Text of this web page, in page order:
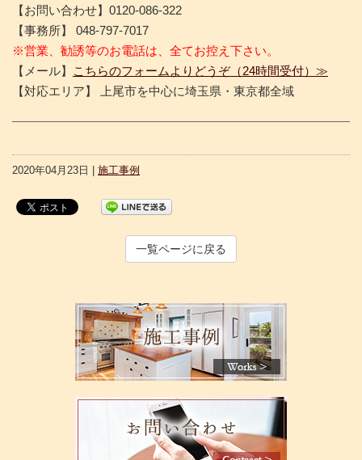
【お問い合わせ】0120-086-322
【事務所】 048-797-7017
※営業、勧誘等のお電話は、全てお控え下さい。
【メール】
こちらのフォームよりどうぞ（24時間受付）≫
【対応エリア】 上尾市を中心に埼玉県・東京都全域
2020年04月23日 | 施工事例
一覧ページに戻る